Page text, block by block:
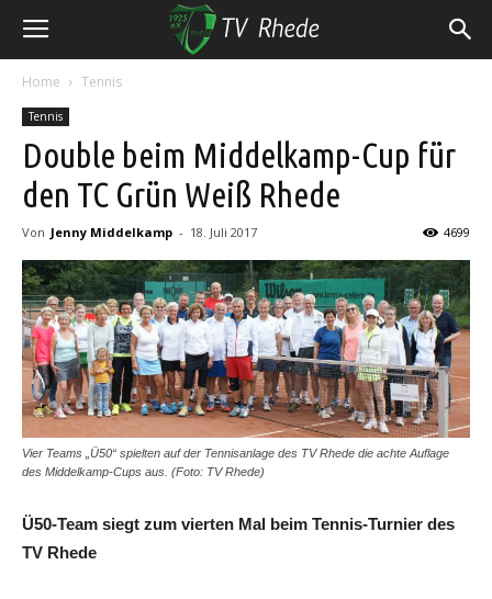
Home Tennis
Tennis
Double beim Middelkamp-Cup für
den TC Grün Weiß Rhede
Von Jenny Middelkamp - 18. Juli 2017 4699
Vier Teams „Ü50“ spielten auf der Tennisanlage des TV Rhede die achte Auflage
des Middelkamp-Cups aus. (Foto: TV Rhede)
Ü50-Team siegt zum vierten Mal beim Tennis-Turnier des
TV Rhede